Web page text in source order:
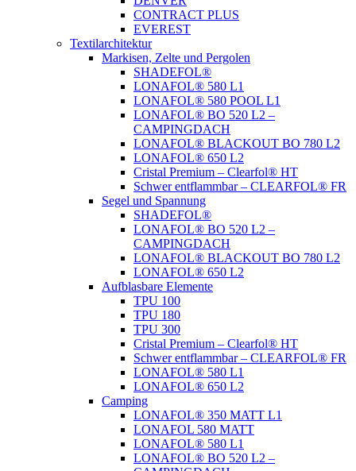
CONTRACT PLUS
EVEREST
Textilarchitektur
Markisen, Zelte und Pergolen
SHADEFOL®
LONAFOL® 580 L1
LONAFOL® 580 POOL L1
LONAFOL® BO 520 L2 –
CAMPINGDACH
LONAFOL® BLACKOUT BO 780 L2
LONAFOL® 650 L2
Cristal Premium – Clearfol® HT
Schwer entflammbar – CLEARFOL® FR
Segel und Spannung
SHADEFOL®
LONAFOL® BO 520 L2 –
CAMPINGDACH
LONAFOL® BLACKOUT BO 780 L2
LONAFOL® 650 L2
Aufblasbare Elemente
TPU 100
TPU 180
TPU 300
Cristal Premium – Clearfol® HT
Schwer entflammbar – CLEARFOL® FR
LONAFOL® 580 L1
LONAFOL® 650 L2
Camping
LONAFOL® 350 MATT L1
LONAFOL 580 MATT
LONAFOL® 580 L1
LONAFOL® BO 520 L2 –